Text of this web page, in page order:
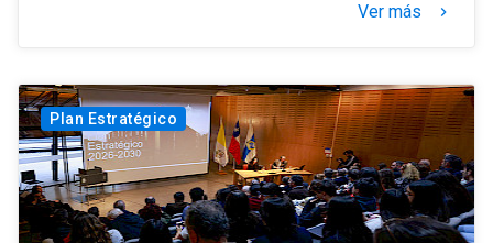
Ver más keyboard_arrow_right
Plan Estratégico